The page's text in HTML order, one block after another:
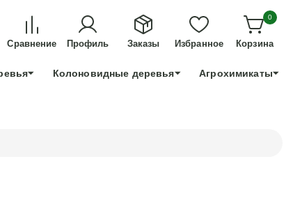
ДЛЯ ТЕХ, КТО УСПЕЕТ!
+7 991 898 83 30
Сравнение Профиль Заказы Избранное
0
Корзина
Колоновидные деревья Агрохимикаты